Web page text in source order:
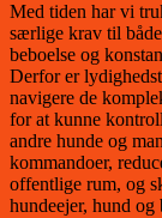
Med tiden har vi
særlige krav til
beboelse og
Derfor er
navigere de
for at kunne
andre hunde og
kommandoer,
offentlige rum, og
hundeejer, hund og